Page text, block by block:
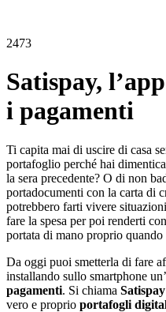
2473
Satispay,
i pagamenti
Ti capita mai di uscire di casa
portafoglio perché hai
la sera precedente? O di non
portadocumenti con la carta di
potrebbero farti vivere
fare la spesa per poi renderti
portata di mano proprio quando
Da oggi puoi smetterla di fare
installando sullo smartphone
pagamenti. Si chiama Satispay
vero e proprio portafogli